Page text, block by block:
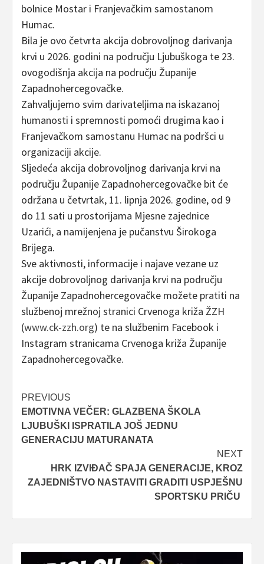
bolnice Mostar i Franjevačkim samostanom
Humac.
Bila je ovo četvrta akcija dobrovoljnog darivanja
krvi u 2026. godini na području Ljubuškoga te 23.
ovogodišnja akcija na području Županije
Zapadnohercegovačke.
Zahvaljujemo svim darivateljima na iskazanoj
humanosti i spremnosti pomoći drugima kao i
Franjevačkom samostanu Humac na podršci u
organizaciji akcije.
Sljedeća akcija dobrovoljnog darivanja krvi na
području Županije Zapadnohercegovačke bit će
održana u četvrtak, 11. lipnja 2026. godine, od 9
do 11 sati u prostorijama Mjesne zajednice
Uzarići, a namijenjena je pučanstvu Širokoga
Brijega.
Sve aktivnosti, informacije i najave vezane uz
akcije dobrovoljnog darivanja krvi na području
Županije Zapadnohercegovačke možete pratiti na
službenoj mrežnoj stranici Crvenoga križa ŽZH
(www.ck-zzh.org) te na službenim Facebook i
Instagram stranicama Crvenoga križa Županije
Zapadnohercegovačke.
Post
navigation
PREVIOUS
EMOTIVNA VEČER: GLAZBENA ŠKOLA
LJUBUŠKI ISPRATILA JOŠ JEDNU
GENERACIJU MATURANATA
NEXT
HRK IZVIĐAČ SPAJA GENERACIJE, KROZ
ZAJEDNIŠTVO NASTAVITI GRADITI USPJEŠNU
SPORTSKU PRIČU